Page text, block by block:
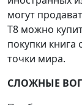
могут
Т8 можно
покупки книга
точки мира.
СЛОЖНЫЕ